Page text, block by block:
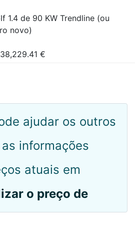
1.4 de 90 KW Trendline (ou
novo)
38,229.41 €
ajudar os outros
informações
atuais em
o preço de